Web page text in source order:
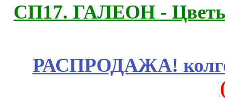
СП17. ГАЛЕОН -
РАСПРОДАЖА!